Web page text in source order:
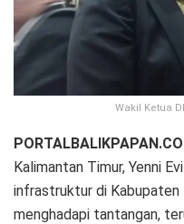
Wakil Ketua
Kalimantan Timur, Yenni
infrastruktur di Kabupaten
menghadapi tantangan,